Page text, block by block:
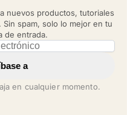
nuevos productos, tutoriales
spam, solo lo mejor en tu
de entrada.
a
en cualquier momento.